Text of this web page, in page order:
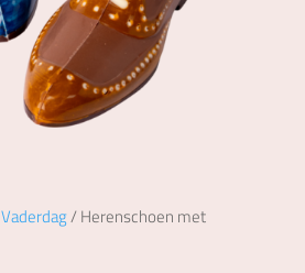
Vaderdag/ Herenschoen met